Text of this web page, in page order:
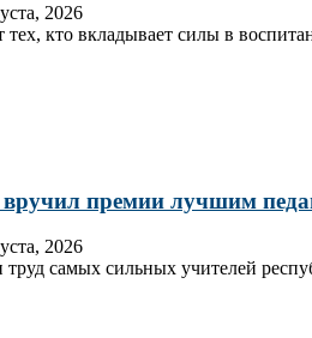
2026
кто вкладывает силы в
премии лучшим
2026
самых сильных учителей